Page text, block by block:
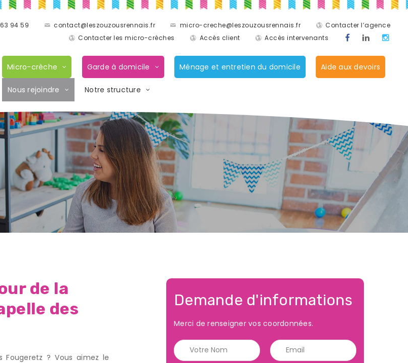
94 59 contact@leszouzousrennais.fr micro-creche@leszouzousrennais.fr
Contacter l’agence
Contacter les micro-crèches
Accès client Accès intervenants
Micro-crèche Garde à domicile Ménage et entretien du domicile Aide aux devoirs
Nous rejoindre Notre structure
de la
des
? Vous aimez le
Demande d'informations
Merci de renseigner vos coordonnées.